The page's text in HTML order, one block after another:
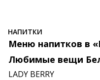
НАПИТКИ
Меню напитков в
Любимые вещи
LADY BERRY